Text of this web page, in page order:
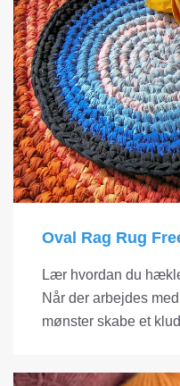
Oval Rag Rug
Lær hvordan du
Når der arbejdes
mønster skabe et